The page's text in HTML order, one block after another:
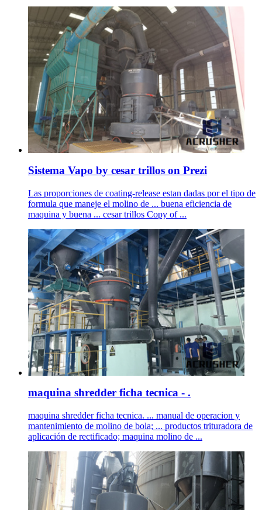
Sistema Vapo by cesar trillos on Prezi
Las proporciones de coating-release estan dadas por el tipo de
formula que maneje el molino de ... buena eficiencia de
maquina y buena ... cesar trillos Copy of ...
maquina shredder ficha tecnica - .
maquina shredder ficha tecnica. ... manual de operacion y
mantenimiento de molino de bola; ... productos trituradora de
aplicación de rectificado; maquina molino de ...